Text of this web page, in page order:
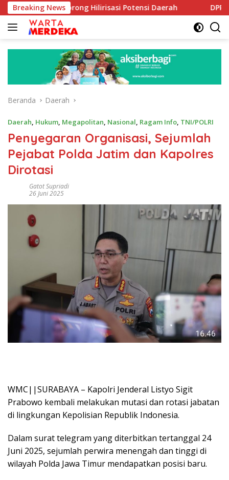
Langsung
ke
konten
Breaking News
Dorong Hilirisasi Potensi Daerah DPR Dorong
Beranda Daerah
Daerah, Hukum, Megapolitan, Nasional, Ragam Info, TNI/POLRI
Penyegaran Organisasi, Sejumlah
Pejabat Polda Jatim dan Kapolres
Dirotasi
Gatot Supriadi
26 Juni 2025
WMC||SURABAYA – Kapolri Jenderal Listyo Sigit
Prabowo kembali melakukan mutasi dan rotasi jabatan
di lingkungan Kepolisian Republik Indonesia.
Dalam surat telegram yang diterbitkan tertanggal 24
Juni 2025, sejumlah perwira menengah dan tinggi di
wilayah Polda Jawa Timur mendapatkan posisi baru.